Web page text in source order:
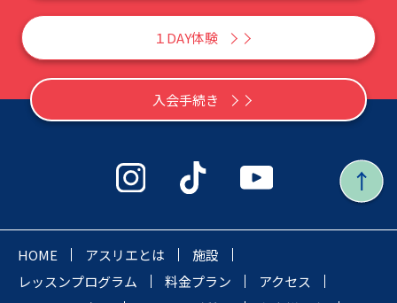
１DAY体験
入会手続き
HOME アスリエとは
施設
レッスンプログラム
料金プラン
アクセス